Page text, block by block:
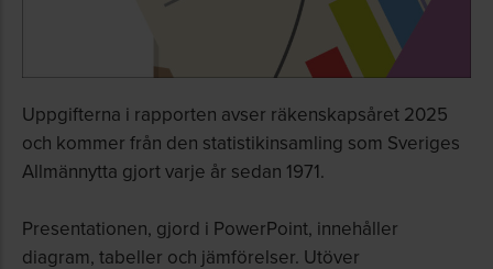
Uppgifterna i rapporten avser räkenskapsåret 2025
och kommer från den statistikinsamling som Sveriges
Allmännytta gjort varje år sedan 1971.
Presentationen, gjord i PowerPoint, innehåller
diagram, tabeller och jämförelser. Utöver